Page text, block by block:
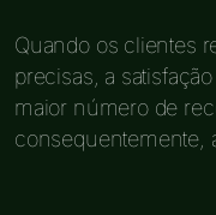
Quando os clientes
precisas, a
maior número de
consequentemente,